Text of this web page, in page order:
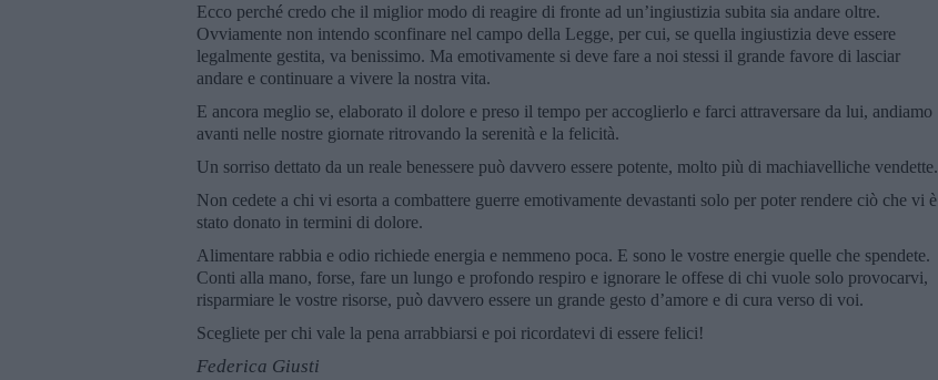
Ecco perché credo che il miglior modo di reagire di fronte ad un’ingiustizia subita sia andare oltre.
Ovviamente non intendo sconfinare nel campo della Legge, per cui, se quella ingiustizia deve essere
legalmente gestita, va benissimo. Ma emotivamente si deve fare a noi stessi il grande favore di lasciar
andare e continuare a vivere la nostra vita.
E ancora meglio se, elaborato il dolore e preso il tempo per accoglierlo e farci attraversare da lui, andiamo
avanti nelle nostre giornate ritrovando la serenità e la felicità.
Un sorriso dettato da un reale benessere può davvero essere potente, molto più di machiavelliche vendette.
Non cedete a chi vi esorta a combattere guerre emotivamente devastanti solo per poter rendere ciò che vi è
stato donato in termini di dolore.
Alimentare rabbia e odio richiede energia e nemmeno poca. E sono le vostre energie quelle che spendete.
Conti alla mano, forse, fare un lungo e profondo respiro e ignorare le offese di chi vuole solo provocarvi,
risparmiare le vostre risorse, può davvero essere un grande gesto d’amore e di cura verso di voi.
Scegliete per chi vale la pena arrabbiarsi e poi ricordatevi di essere felici!
Federica Giusti